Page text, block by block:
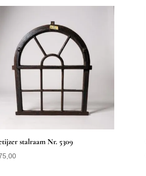
€25,00.€20,00.
stalraam Nr. 5309